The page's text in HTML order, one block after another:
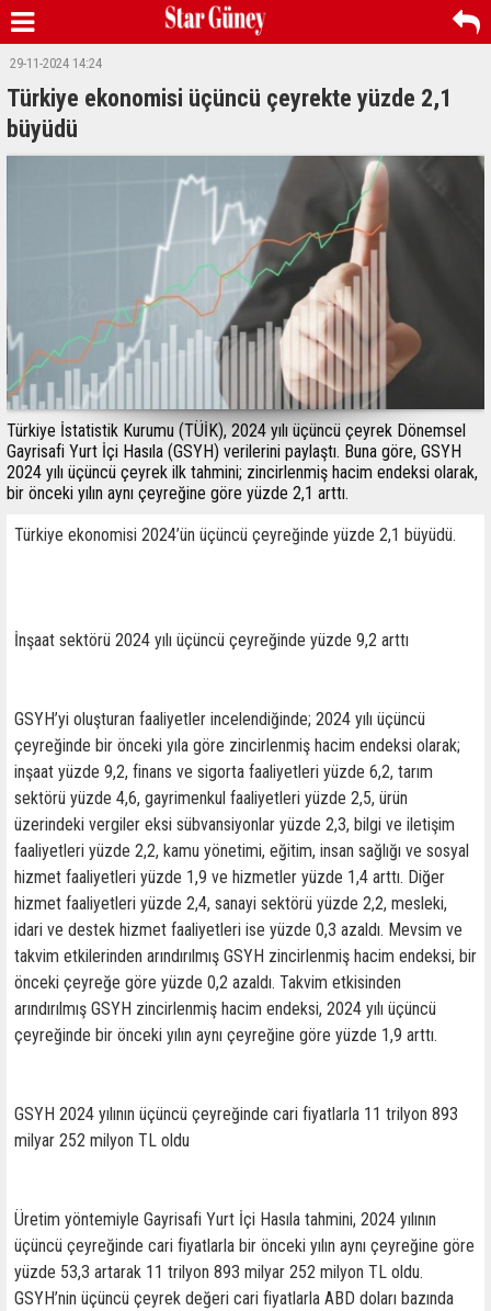
29-11-2024 14:24
Türkiye ekonomisi üçüncü çeyrekte yüzde 2,1
büyüdü
Türkiye İstatistik Kurumu (TÜİK), 2024 yılı üçüncü çeyrek Dönemsel
Gayrisafi Yurt İçi Hasıla (GSYH) verilerini paylaştı. Buna göre, GSYH
2024 yılı üçüncü çeyrek ilk tahmini; zincirlenmiş hacim endeksi olarak,
bir önceki yılın aynı çeyreğine göre yüzde 2,1 arttı.
Türkiye ekonomisi 2024’ün üçüncü çeyreğinde yüzde 2,1 büyüdü.
İnşaat sektörü 2024 yılı üçüncü çeyreğinde yüzde 9,2 arttı
GSYH’yi oluşturan faaliyetler incelendiğinde; 2024 yılı üçüncü
çeyreğinde bir önceki yıla göre zincirlenmiş hacim endeksi olarak;
inşaat yüzde 9,2, finans ve sigorta faaliyetleri yüzde 6,2, tarım
sektörü yüzde 4,6, gayrimenkul faaliyetleri yüzde 2,5, ürün
üzerindeki vergiler eksi sübvansiyonlar yüzde 2,3, bilgi ve iletişim
faaliyetleri yüzde 2,2, kamu yönetimi, eğitim, insan sağlığı ve sosyal
hizmet faaliyetleri yüzde 1,9 ve hizmetler yüzde 1,4 arttı. Diğer
hizmet faaliyetleri yüzde 2,4, sanayi sektörü yüzde 2,2, mesleki,
idari ve destek hizmet faaliyetleri ise yüzde 0,3 azaldı. Mevsim ve
takvim etkilerinden arındırılmış GSYH zincirlenmiş hacim endeksi, bir
önceki çeyreğe göre yüzde 0,2 azaldı. Takvim etkisinden
arındırılmış GSYH zincirlenmiş hacim endeksi, 2024 yılı üçüncü
çeyreğinde bir önceki yılın aynı çeyreğine göre yüzde 1,9 arttı.
GSYH 2024 yılının üçüncü çeyreğinde cari fiyatlarla 11 trilyon 893
milyar 252 milyon TL oldu
Üretim yöntemiyle Gayrisafi Yurt İçi Hasıla tahmini, 2024 yılının
üçüncü çeyreğinde cari fiyatlarla bir önceki yılın aynı çeyreğine göre
yüzde 53,3 artarak 11 trilyon 893 milyar 252 milyon TL oldu.
GSYH’nin üçüncü çeyrek değeri cari fiyatlarla ABD doları bazında